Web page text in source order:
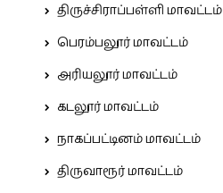
திருச்சிராப்பள்ளி மாவட்டம்
பெரம்பலூர் மாவட்டம்
அரியலூர் மாவட்டம்
கடலூர் மாவட்டம்
நாகப்பட்டினம் மாவட்டம்
திருவாரூர் மாவட்டம்